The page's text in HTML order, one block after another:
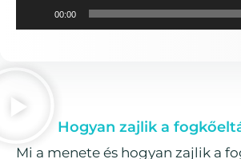
u
ó
00:00
Hogyan zajlik a
Mi a menete és hogyan zajlik a